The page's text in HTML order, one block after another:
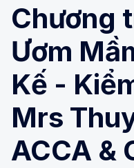
Chương
Ươm
Kế -
Mrs
ACCA &